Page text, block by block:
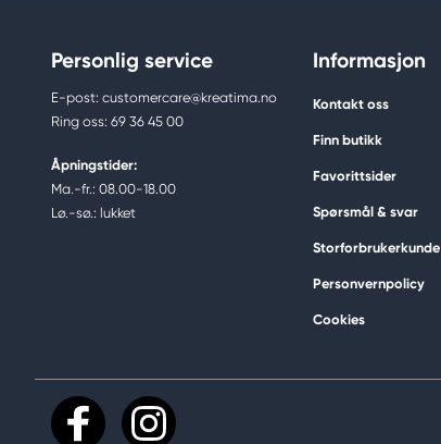
Personlig service
E-post: customercare@kreatima.no
Ring oss: 69 36 45 00
Åpningstider:
Ma.-fr.: 08.00-18.00
Lø.-sø.: lukket
Informasjon
Kontakt oss
Finn butikk
Favorittsider
Spørsmål & svar
Storforbrukerkunde
Personvernpolicy
Cookies